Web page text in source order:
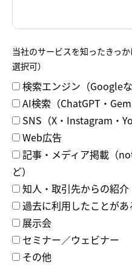
当社のサービスを知ったきっ
選択可）
検索エンジン（Googleな
AI検索（ChatGPT・
SNS（X・Instagram・
Web広告
記事・メディア掲載（
ど）
知人・取引先からの紹介
過去に利用したことがあ
展示会
セミナー／ウェビナー
その他